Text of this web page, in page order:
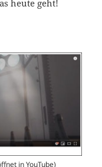
heute geht!
in YouTube)